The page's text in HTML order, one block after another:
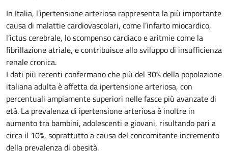
In Italia, l’ipertensione arteriosa rappresenta la più importante
causa di malattie cardiovascolari, come l’infarto miocardico,
l’ictus cerebrale, lo scompenso cardiaco e aritmie come la
fibrillazione atriale, e contribuisce allo sviluppo di insufficienza
renale cronica.
I dati più recenti confermano che più del 30% della popolazione
italiana adulta è affetta da ipertensione arteriosa, con
percentuali ampiamente superiori nelle fasce più avanzate di
età. La prevalenza di ipertensione arteriosa è inoltre in
aumento tra bambini, adolescenti e giovani, risultando pari a
circa il 10%, soprattutto a causa del concomitante incremento
della prevalenza di obesità.